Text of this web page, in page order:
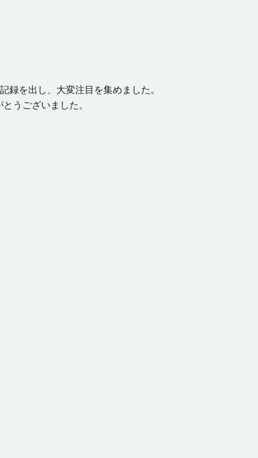
を出し、大変注目を集めました。
うございました。